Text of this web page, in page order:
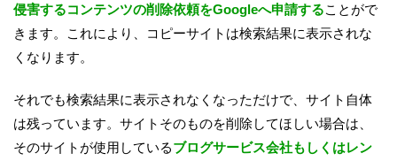
侵害するコンテンツの削除依頼をGoogleへ申請することがで
きます。これにより、コピーサイトは検索結果に表示されな
くなります。
それでも検索結果に表示されなくなっただけで、サイト自体
は残っています。サイトそのものを削除してほしい場合は、
そのサイトが使用しているブログサービス会社もしくはレン